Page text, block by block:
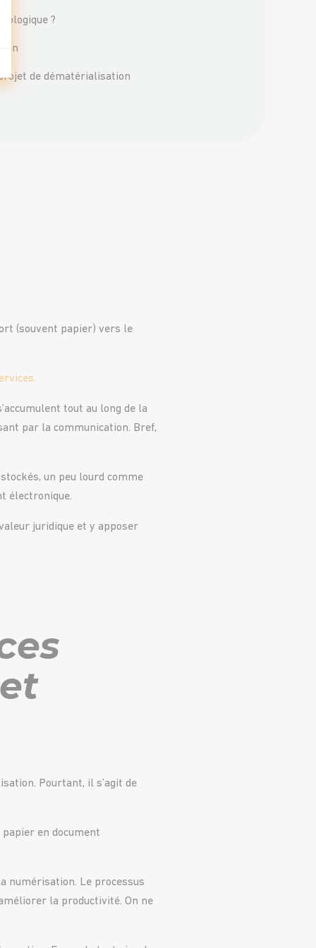
?
de dématérialisation
(souvent papier) vers le
tout au long de la
par la communication. Bref,
un peu lourd comme
électronique.
juridique et y apposer
Pourtant, il s’agit de
en document
numérisation. Le processus
la productivité. On ne